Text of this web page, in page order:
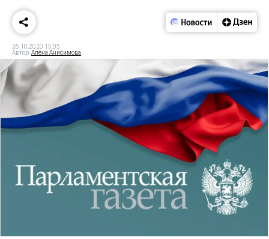
26.10.2020 15:05
Автор:Алёна Анисимова